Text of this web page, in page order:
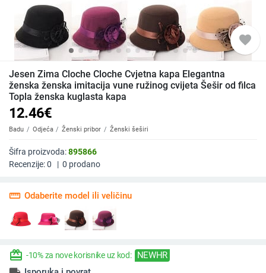
favorite
Jesen Zima Cloche Cloche Cvjetna kapa Elegantna
ženska ženska imitacija vune ružinog cvijeta Šešir od filca
Topla ženska kuglasta kapa
12.46€
Badu Odjeća Ženski pribor Ženski šeširi
Šifra proizvoda:895866
Recenzije:0 | 0 prodano
straighten Odaberite model ili veličinu
redeem -10% za nove korisnike uz kod: NEWHR